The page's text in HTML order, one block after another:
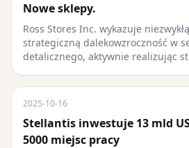
Nowe sklepy.
Ross Stores Inc. wykazuje
strategiczną dalekowzroczność w
detalicznego, aktywnie realizując
2025-10-16
Stellantis inwestuje 13 mld
5000 miejsc pracy